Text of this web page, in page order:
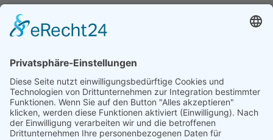
Grafschaft
Kalenborn
Mayschoß
Bonn
Beliebte Kategorien
Aufsitzrasenmäher
Mähroboter
Motorsäge